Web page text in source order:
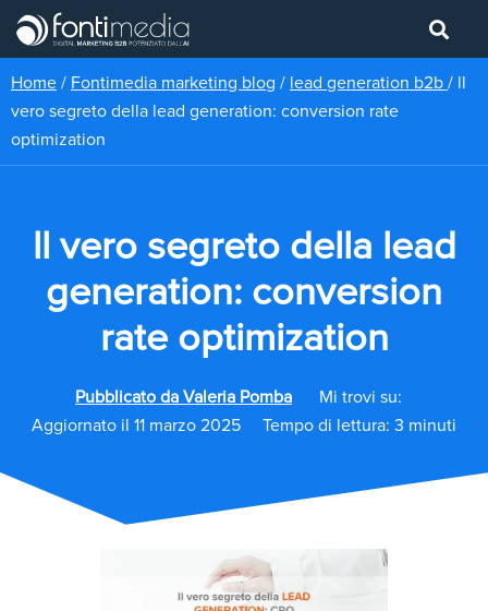
Home / Fontimedia marketing blog / lead generation b2b / ll
vero segreto della lead generation: conversion rate
optimization
ll vero segreto della lead
generation: conversion
rate optimization
Pubblicato da Valeria Pomba
Mi trovi su:
Aggiornato il 11 marzo 2025
Tempo di lettura: 3 minuti